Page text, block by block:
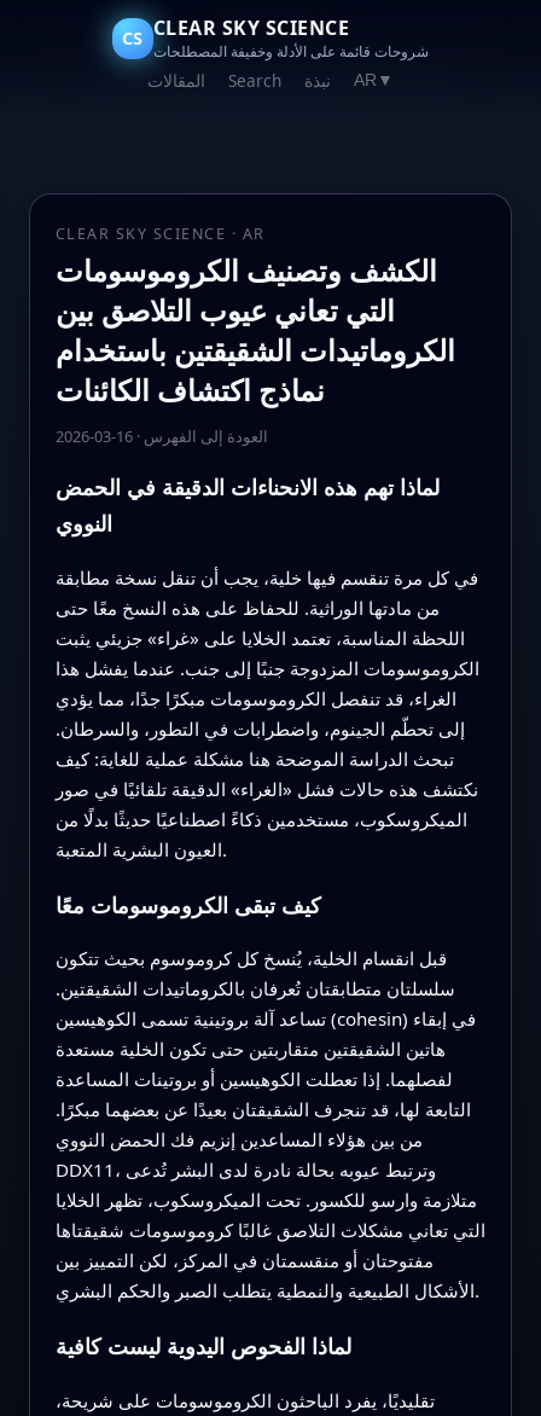
CS CLEAR SKY SCIENCE
شروحات قائمة على الأدلة وخفيفة المصطلحات
المقالات Search نبذة AR ▼
CLEAR SKY SCIENCE · AR
الكشف وتصنيف الكروموسومات
التي تعاني عيوب التلاصق بين
الكروماتيدات الشقيقتين باستخدام
نماذج اكتشاف الكائنات
2026-03-16· العودة إلى الفهرس
لماذا تهم هذه الانحناءات الدقيقة في الحمض
النووي
في كل مرة تنقسم فيها خلية، يجب أن تنقل نسخة مطابقة
من مادتها الوراثية. للحفاظ على هذه النسخ معًا حتى
اللحظة المناسبة، تعتمد الخلايا على «غراء» جزيئي يثبت
الكروموسومات المزدوجة جنبًا إلى جنب. عندما يفشل هذا
الغراء، قد تنفصل الكروموسومات مبكرًا جدًا، مما يؤدي
إلى تحطّم الجينوم، واضطرابات في التطور، والسرطان.
تبحث الدراسة الموضحة هنا مشكلة عملية للغاية: كيف
نكتشف هذه حالات فشل «الغراء» الدقيقة تلقائيًا في صور
الميكروسكوب، مستخدمين ذكاءً اصطناعيًا حديثًا بدلًا من
العيون البشرية المتعبة.
كيف تبقى الكروموسومات معًا
قبل انقسام الخلية، يُنسخ كل كروموسوم بحيث تتكون
سلسلتان متطابقتان تُعرفان بالكروماتيدات الشقيقتين.
تساعد آلة بروتينية تسمى الكوهيسين (cohesin) في إبقاء
هاتين الشقيقتين متقاربتين حتى تكون الخلية مستعدة
لفصلهما. إذا تعطلت الكوهيسين أو بروتينات المساعدة
التابعة لها، قد تنجرف الشقيقتان بعيدًا عن بعضهما مبكرًا.
من بين هؤلاء المساعدين إنزيم فك الحمض النووي
DDX11، وترتبط عيوبه بحالة نادرة لدى البشر تُدعى
متلازمة وارسو للكسور. تحت الميكروسكوب، تظهر الخلايا
التي تعاني مشكلات التلاصق غالبًا كروموسومات شقيقتاها
مفتوحتان أو منقسمتان في المركز، لكن التمييز بين
الأشكال الطبيعية والنمطية يتطلب الصبر والحكم البشري.
لماذا الفحوص اليدوية ليست كافية
تقليديًا، يفرد الباحثون الكروموسومات على شريحة،